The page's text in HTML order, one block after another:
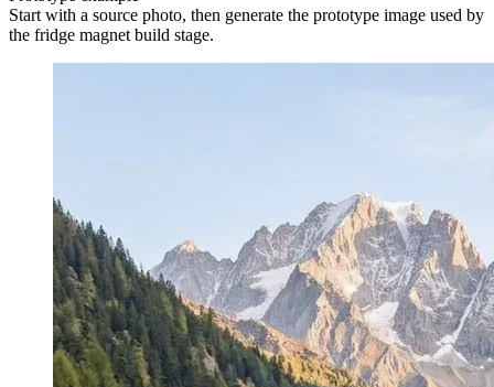
Start with a source photo, then generate the prototype image used by
the fridge magnet build stage.